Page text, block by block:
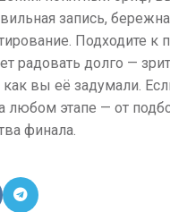
запись,
Подходите к
радовать долго —
вы её задумали.
любом этапе — от
финала.